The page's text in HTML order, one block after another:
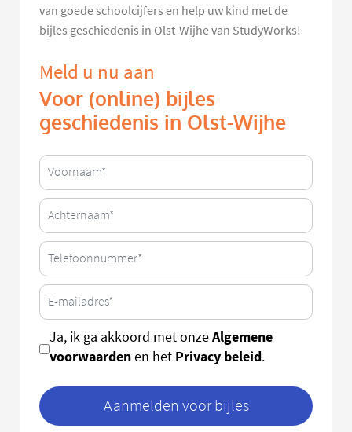
van goede schoolcijfers en help uw kind met de
bijles geschiedenis in Olst-Wijhe van StudyWorks!
Meld u nu aan
Voor (online) bijles
geschiedenis in Olst-Wijhe
Ja, ik ga akkoord met onzeAlgemene
voorwaardenen het Privacy beleid.
Aanmelden voor bijles